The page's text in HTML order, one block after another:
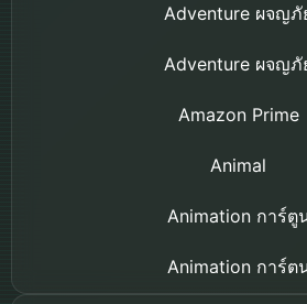
Adventure ผจญภั
Adventure ผจญภั
Amazon Prime
Animal
Animation การ์ตู
Animation การ์ตู